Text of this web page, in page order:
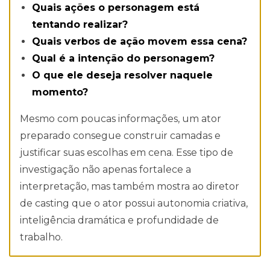
Quais ações o personagem está
tentando realizar?
Quais verbos de ação movem essa cena?
Qual é a intenção do personagem?
O que ele deseja resolver naquele
momento?
Mesmo com poucas informações, um ator
preparado consegue construir camadas e
justificar suas escolhas em cena. Esse tipo de
investigação não apenas fortalece a
interpretação, mas também mostra ao diretor
de casting que o ator possui autonomia criativa,
inteligência dramática e profundidade de
trabalho.